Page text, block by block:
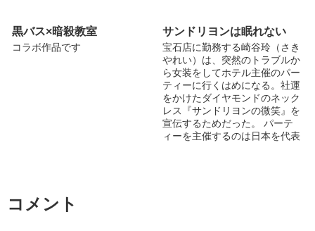
うΨ( 'ч'? ) ※は18R (注)はスカ
トロジーあり 20160921完結し
ました。 season2 開始
http://blove.jp/novel/10569 ★☆
番外編は、こちらにアップしま
す！★☆ 長谷川 東流（17
歳） 182cm 78kg 脱色しすぎ
で灰色の髪の毛 筋肉質・ツン
ツンヘア 喧嘩は強すぎて敵う
相手はなし。進学校の北高に通
黒バス×暗殺教室
コラボ作品です
サンドリヨンは眠れない
宝石店に勤務する崎谷玲（さき
やれい）は、突然のトラブルか
ら女装をしてホテル主催のパー
ティーに行くはめになる。社運
をかけたダイヤモンドのネック
レス『サンドリヨンの微笑』を
宣伝するためだった。 パーテ
ィーを主催するのは日本を代表
コメント